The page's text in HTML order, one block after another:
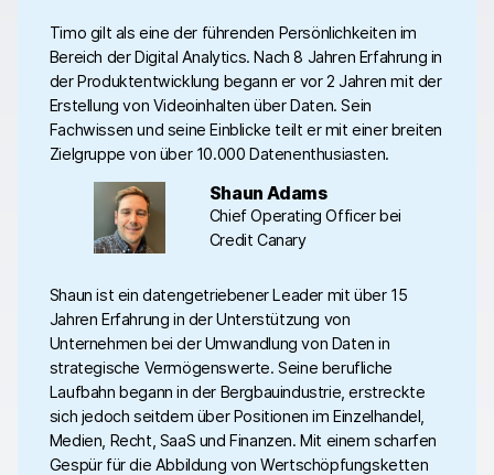
Timo gilt als eine der führenden Persönlichkeiten im
Bereich der Digital Analytics. Nach 8 Jahren Erfahrung in
der Produktentwicklung begann er vor 2 Jahren mit der
Erstellung von Videoinhalten über Daten. Sein
Fachwissen und seine Einblicke teilt er mit einer breiten
Zielgruppe von über 10.000 Datenenthusiasten.
Shaun Adams
Chief Operating Officer bei
Credit Canary
Shaun ist ein datengetriebener Leader mit über 15
Jahren Erfahrung in der Unterstützung von
Unternehmen bei der Umwandlung von Daten in
strategische Vermögenswerte. Seine berufliche
Laufbahn begann in der Bergbauindustrie, erstreckte
sich jedoch seitdem über Positionen im Einzelhandel,
Medien, Recht, SaaS und Finanzen. Mit einem scharfen
Gespür für die Abbildung von Wertschöpfungsketten